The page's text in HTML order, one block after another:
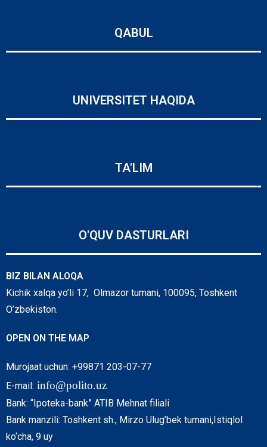
QABUL
UNIVERSITET HAQIDA
TA'LIM
O'QUV DASTURLARI
BIZ BILAN ALOQA
Kichik xalqa yo’li 17, Olmazor tumani, 100095, Toshkent
O’zbekiston.
OPEN ON THE MAP
Murojaat uchun: +99871 203-07-77
E-mail: info@polito.uz
Bank: “Ipoteka-bank” ATIB Mehnat filiali
Bank manzili: Toshkent sh., Mirzo Ulug’bek tumani,Istiqlol
ko‘cha, 9 uy